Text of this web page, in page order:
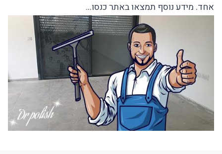
אחד. מידע נוסף תמצאו באתר כנסו…